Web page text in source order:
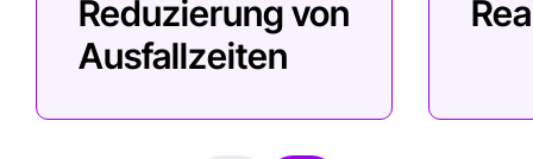
Reduzierung von
Ausfallzeiten